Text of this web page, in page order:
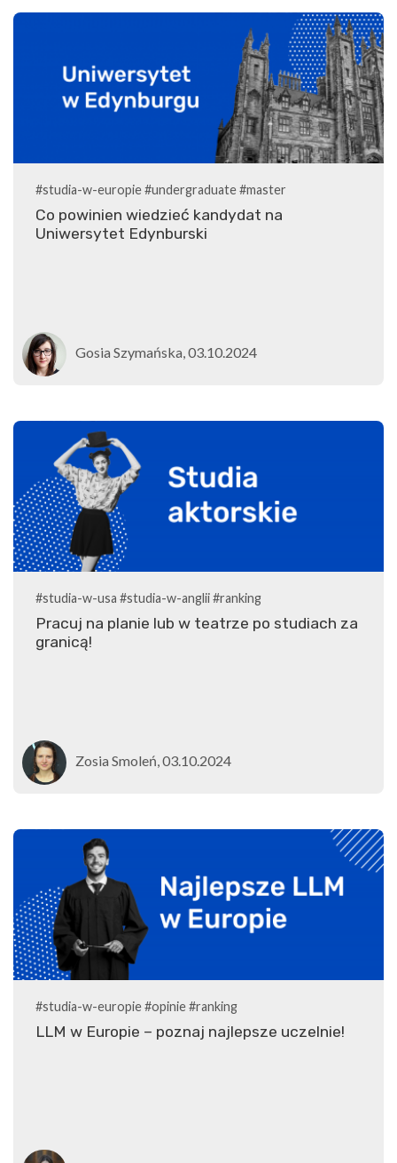
#studia-w-europie#undergraduate#master
Co powinien wiedzieć kandydat na
Uniwersytet Edynburski
Gosia Szymańska, 03.10.2024
#studia-w-usa #studia-w-anglii#ranking
Pracuj na planie lub w teatrze po studiach za
granicą!
Zosia Smoleń, 03.10.2024
#studia-w-europie#opinie#ranking
LLM w Europie – poznaj najlepsze uczelnie!